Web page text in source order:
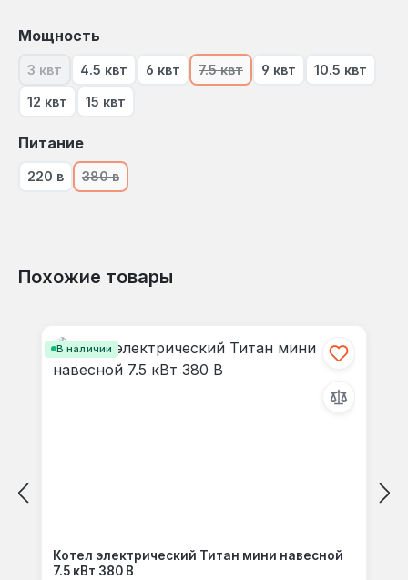
Выберите
Мощность
3 квт(В настоящее время эта опция недоступна.)
4.5 квт 6 квт 7.5 квт(В настоящее время эта
9 квт 10.5 квт
12 квт 15 квт
Выберите
Питание
220 в 380 в(В настоящее время эта опция недоступна.)
Похожие товары
В наличии
Котел электрический Титан мини навесной
7.5 кВт 380 В